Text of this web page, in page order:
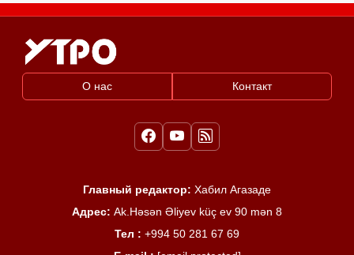
О нас Контакт
Главный редактор: Хабил Агазаде
Адрес: Ak.Həsən Əliyev küç ev 90 mən 8
Тел : +994 50 281 67 69